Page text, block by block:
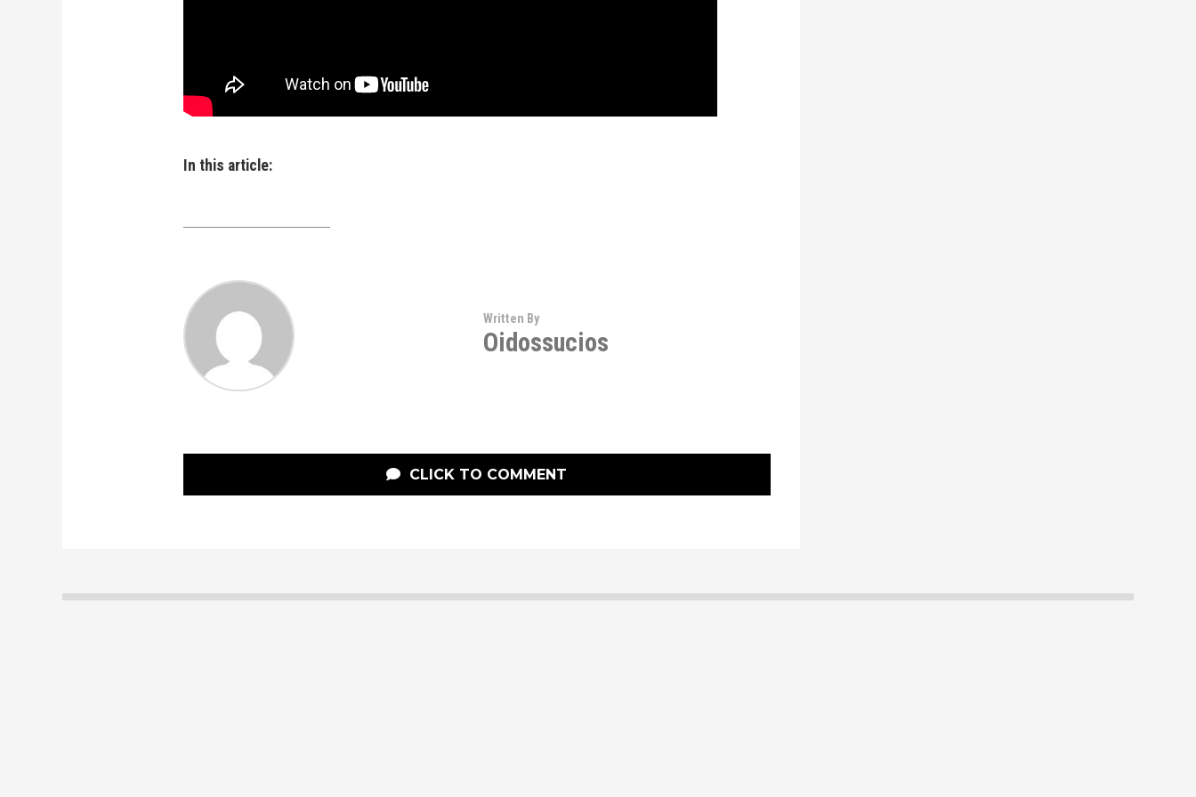
In this article:
Written By
Oidossucios
CLICK TO COMMENT